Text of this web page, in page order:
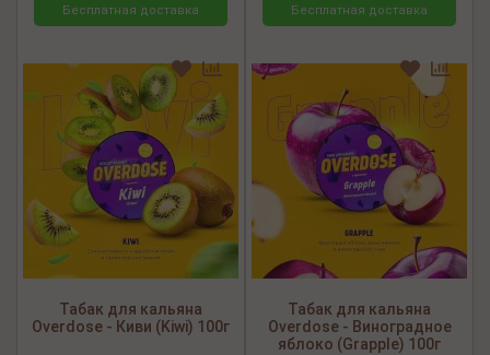
Бесплатная доставка
Табак для кальяна
Overdose - Киви (Kiwi) 100г
Бесплатная доставка
Табак для кальяна
Overdose - Виноградное
яблоко (Grapple) 100г